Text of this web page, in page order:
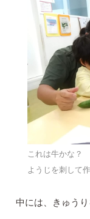
これは牛かな？
ようじを刺して
中には、きゅう